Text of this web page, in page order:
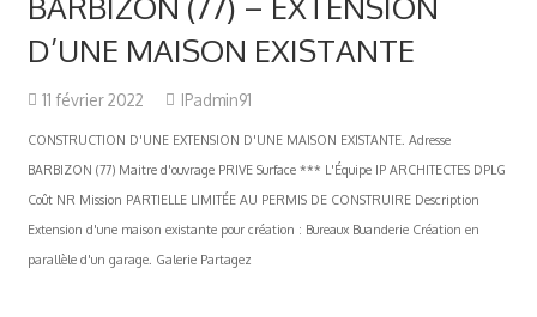
D’UNE MAISON EXISTANTE
11 février 2022 IPadmin91
CONSTRUCTION D'UNE EXTENSION D'UNE MAISON EXISTANTE. Adresse
BARBIZON (77) Maitre d'ouvrage PRIVE Surface *** L'Équipe IP ARCHITECTES DPLG
Coût NR Mission PARTIELLE LIMITÉE AU PERMIS DE CONSTRUIRE Description
Extension d'une maison existante pour création : Bureaux Buanderie Création en
parallèle d'un garage. Galerie Partagez